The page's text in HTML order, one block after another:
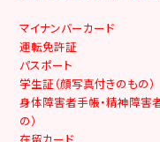
マイナンバーカード
運転免許証
パスポート
学生証（顔写真付きのもの）
身体障害者手帳・精神障害
の）
在留カード